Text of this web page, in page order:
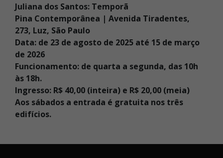
Juliana dos Santos: Temporã
Pina Contemporânea | Avenida Tiradentes,
273, Luz, São Paulo
Data: de 23 de agosto de 2025 até 15 de março
de 2026
Funcionamento: de quarta a segunda, das 10h
às 18h.
Ingresso: R$ 40,00 (inteira) e R$ 20,00 (meia)
Aos sábados a entrada é gratuita nos três
edifícios.